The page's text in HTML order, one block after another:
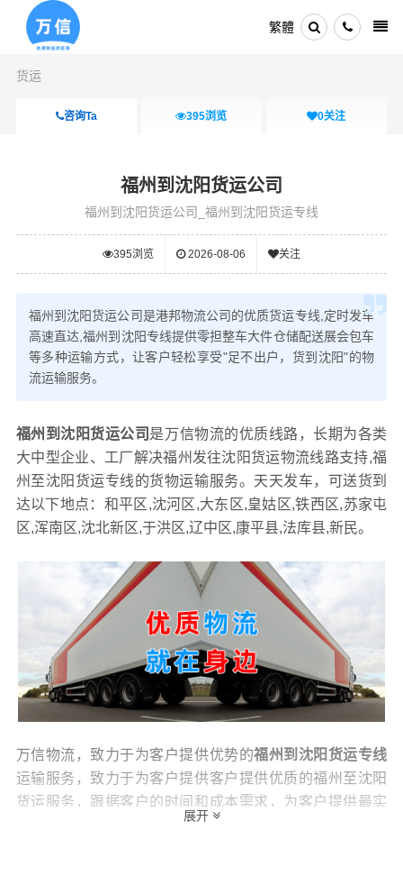
繁體
货运
咨询Ta 395浏览 0关注
福州到沈阳货运公司
福州到沈阳货运公司_福州到沈阳货运专线
395浏览 2026-08-06 关注
福州到沈阳货运公司是港邦物流公司的优质货运专线,定时发车
高速直达,福州到沈阳专线提供零担整车大件仓储配送展会包车
等多种运输方式，让客户轻松享受"足不出户，货到沈阳"的物
流运输服务。
福州到沈阳货运公司 是万信物流的优质线路，长期为各类
大中型企业、工厂解决福州发往沈阳货运物流线路支持,福
州至沈阳货运专线的货物运输服务。天天发车，可送货到
达以下地点：和平区,沈河区,大东区,皇姑区,铁西区,苏家屯
区,浑南区,沈北新区,于洪区,辽中区,康平县,法库县,新民。
万信物流，致力于为客户提供优势的福州到沈阳货运专线
运输服务，致力于为客户提供客户提供优质的福州至沈阳
货运服务，跟据客户的时间和成本需求，为客户提供最实
际，最合理，最便捷的福州至沈阳货运专线物流解决方
展开